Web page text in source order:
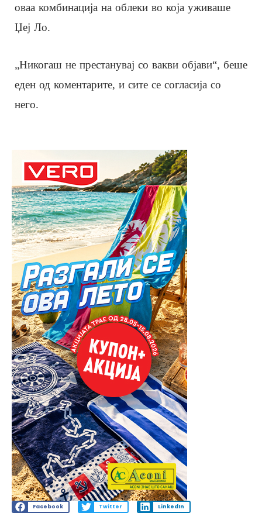
оваа комбинација на облеки во која уживаше
Џеј Ло.
„Никогаш не престанувај со вакви објави“, беше
еден од коментарите, и сите се согласија со
него.
Facebook Twitter LinkedIn